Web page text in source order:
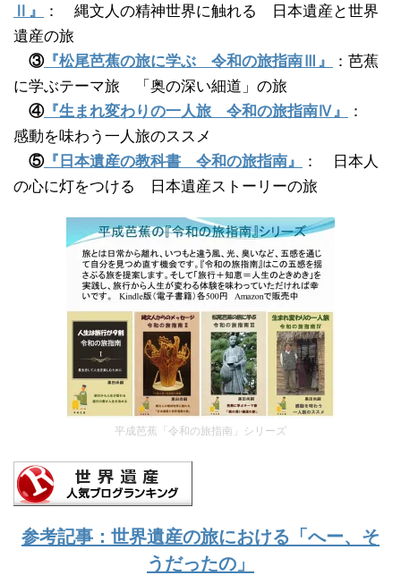
Ⅱ』
： 縄文人の精神世界に触れる 日本遺産と世界
遺産の旅
③『松尾芭蕉の旅に学ぶ 令和の旅指南Ⅲ』
：芭蕉
に学ぶテーマ旅 「奥の深い細道」の旅
④『生まれ変わりの一人旅 令和の旅指南Ⅳ』
：
感動を味わう一人旅のススメ
⑤『日本遺産の教科書 令和の旅指南』
： 日本人
の心に灯をつける 日本遺産ストーリーの旅
平成芭蕉「令和の旅指南」シリーズ
参考記事：世界遺産の旅における「へー、そ
うだったの」